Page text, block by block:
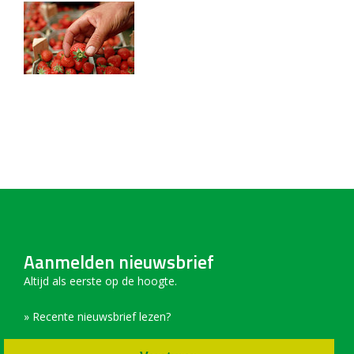
Aanmelden nieuwsbrief
Altijd als eerste op de hoogte.
» Recente nieuwsbrief lezen?